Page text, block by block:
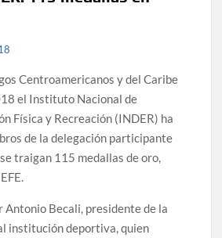
Centroamericanos y del Caribe
el Instituto Nacional de
Física y Recreación (INDER) ha
de la delegación participante
traigan 115 medallas de oro,
Antonio Becali, presidente de la
institución deportiva, quien